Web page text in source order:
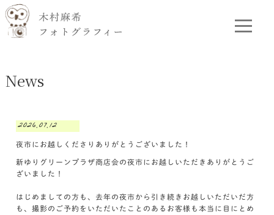
News
2026.07.12
夜市にお越しくださりありがとうございました！
新ゆりグリーンプラザ商店会の夜市にお越しいただきありがとうご
ざいました！
はじめましての方も、去年の夜市から引き続きお越しいただいだ方
も、撮影のご予約をいただいたことのあるお客様も本当に目にとめ